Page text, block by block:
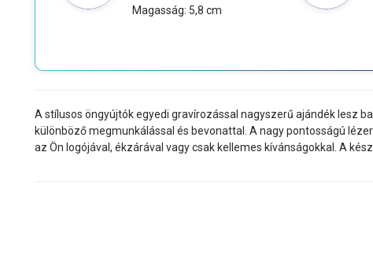
Magasság: 5,8 cm
A stílusos öngyújtók egyedi gravírozással nagyszerű ajándék lesz
különböző megmunkálással és bevonattal. A nagy pontosságú
az Ön logójával, ékzárával vagy csak kellemes kívánságokkal. A